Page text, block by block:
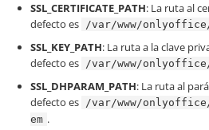
SSL_CERTIFICATE_PATH: La ruta al
defecto es /var/www/
SSL_KEY_PATH: La ruta a la clave
defecto es /var/www/
SSL_DHPARAM_PATH: La ruta al
defecto es /var/www/
em .